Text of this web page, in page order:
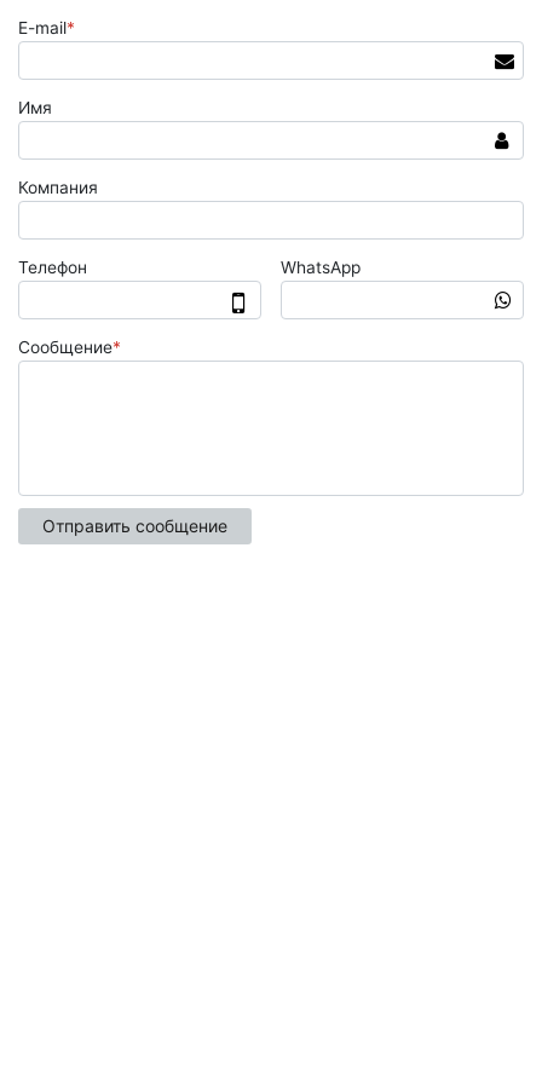
E-mail*
Имя
Компания
Телефон WhatsApp
Сообщение*